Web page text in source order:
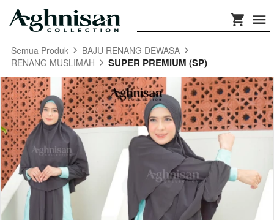
Semua Produk
BAJU RENANG DEWASA
RENANG MUSLIMAH
SUPER PREMIUM (SP)